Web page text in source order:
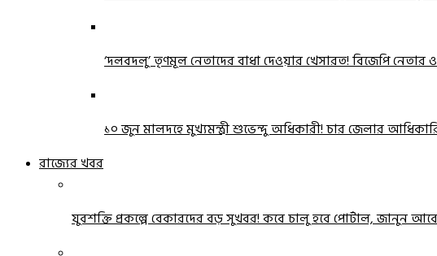
‘দলবদলু’ তৃণমূল নেতাদের বাধা দেওয়ার খেসারত! বিজেপি নেতার
১০ জুন মালদহে মুখ্যমন্ত্রী শুভেন্দু অধিকারী! চার জেলার
রাজ্যের খবর
যুবশক্তি প্রকল্পে বেকারদের বড় সুখবর! কবে চালু হবে পোর্টাল, জানুন